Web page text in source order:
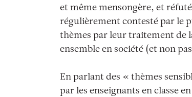
et même mensongère, et
régulièrement contesté par le
thèmes par leur traitement de
ensemble en société (et non
En parlant des « thèmes
par les enseignants en classe